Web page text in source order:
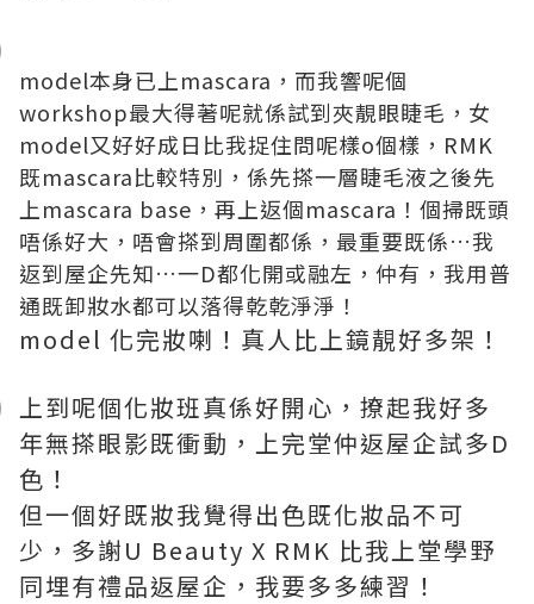
model本身已上mascara，而我響呢個
workshop最大得著呢就係試到夾靚眼睫毛，女
model又好好成日比我捉住問呢樣o個樣，RMK
既mascara比較特別，係先搽一層睫毛液之後先
上mascara base，再上返個mascara！個掃既頭
唔係好大，唔會搽到周圍都係，最重要既係…我
返到屋企先知…一D都化開或融左，仲有，我用普
通既卸妝水都可以落得乾乾淨淨！
model 化完妝喇！真人比上鏡靚好多架！
上到呢個化妝班真係好開心，撩起我好多
年無搽眼影既衝動，上完堂仲返屋企試多D
色！
但一個好既妝我覺得出色既化妝品不可
少，多謝U Beauty X RMK 比我上堂學野
同埋有禮品返屋企，我要多多練習！